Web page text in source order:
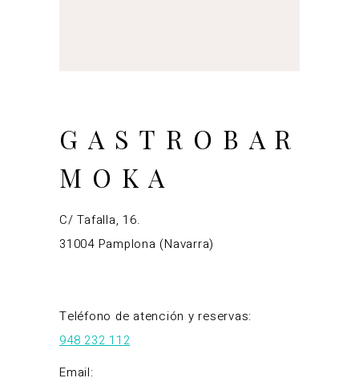
GASTROBAR
MOKA
C/ Tafalla, 16.
31004 Pamplona (Navarra)
Teléfono de atención y reservas:
948 232 112
Email: